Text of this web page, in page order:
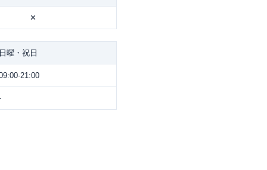
✕
日曜・祝日
21:00